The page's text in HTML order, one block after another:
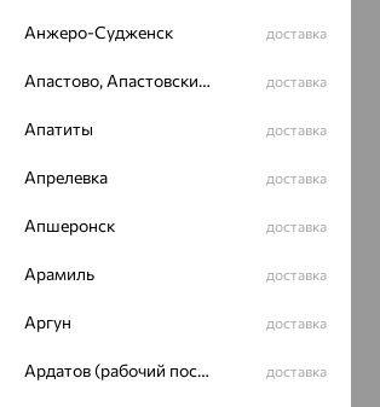
Анжеро-Судженск доставка
Апастово, Апастовский район доставка
Апатиты доставка
Апрелевка доставка
Апшеронск доставка
Арамиль доставка
Аргун доставка
Ардатов (рабочий поселок) доставка